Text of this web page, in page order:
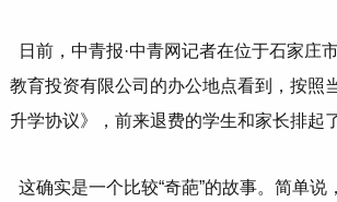
日前，中青报·中青网记者在位于石家庄
教育投资有限公司的办公地点看到，按照
升学协议》，前来退费的学生和家长排起
这确实是一个比较“奇葩”的故事。简单说